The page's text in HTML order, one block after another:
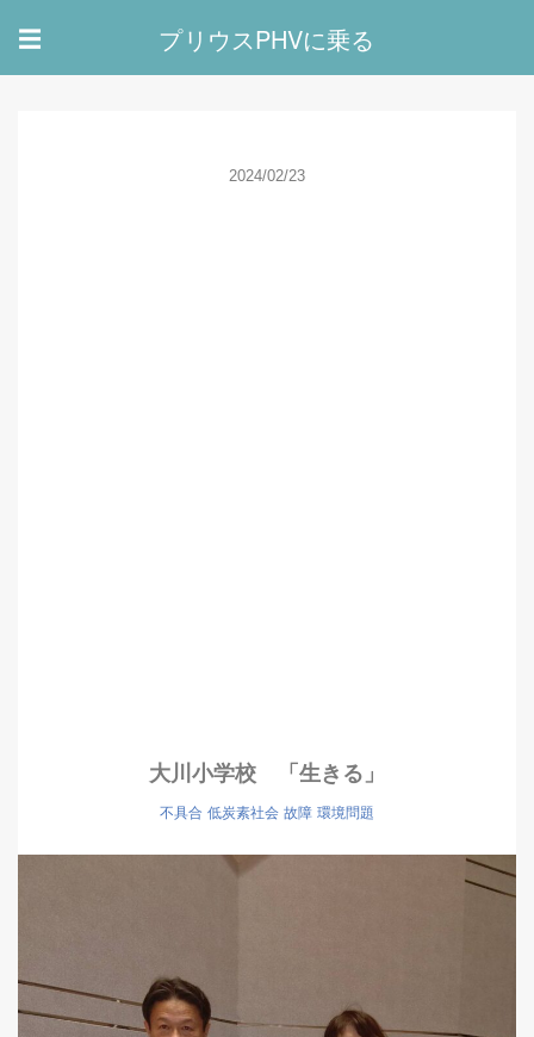
☰ プリウスPHVに乗る
2024/02/23
大川小学校 「生きる」
不具合 低炭素社会 故障 環境問題